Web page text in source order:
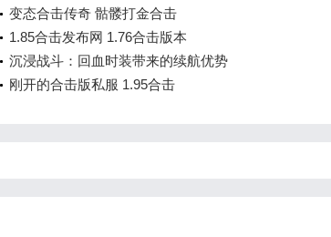
变态合击传奇 骷髅打金合击
1.85合击发布网 1.76合击版本
沉浸战斗：回血时装带来的续航优势
刚开的合击版私服 1.95合击